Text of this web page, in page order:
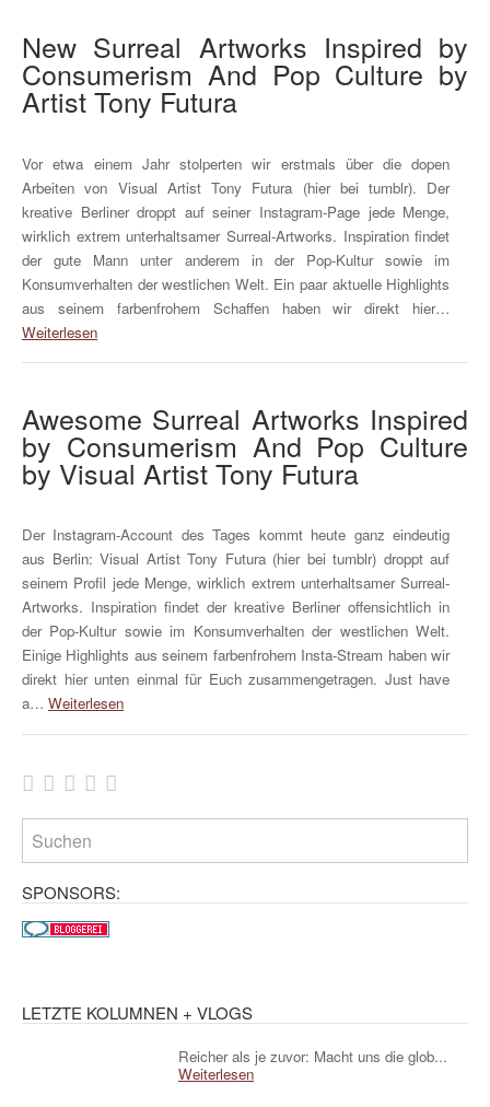
New Surreal Artworks Inspired by
Consumerism And Pop Culture by
Artist Tony Futura
Vor etwa einem Jahr stolperten wir erstmals über die dopen
Arbeiten von Visual Artist Tony Futura (hier bei tumblr). Der
kreative Berliner droppt auf seiner Instagram-Page jede Menge,
wirklich extrem unterhaltsamer Surreal-Artworks. Inspiration findet
der gute Mann unter anderem in der Pop-Kultur sowie im
Konsumverhalten der westlichen Welt. Ein paar aktuelle Highlights
aus seinem farbenfrohem Schaffen haben wir direkt hier…
Weiterlesen
Awesome Surreal Artworks Inspired
by Consumerism And Pop Culture
by Visual Artist Tony Futura
Der Instagram-Account des Tages kommt heute ganz eindeutig
aus Berlin: Visual Artist Tony Futura (hier bei tumblr) droppt auf
seinem Profil jede Menge, wirklich extrem unterhaltsamer Surreal-
Artworks. Inspiration findet der kreative Berliner offensichtlich in
der Pop-Kultur sowie im Konsumverhalten der westlichen Welt.
Einige Highlights aus seinem farbenfrohem Insta-Stream haben wir
direkt hier unten einmal für Euch zusammengetragen. Just have
a… Weiterlesen
SPONSORS:
LETZTE KOLUMNEN + VLOGS
Reicher als je zuvor: Macht uns die glob...
Weiterlesen